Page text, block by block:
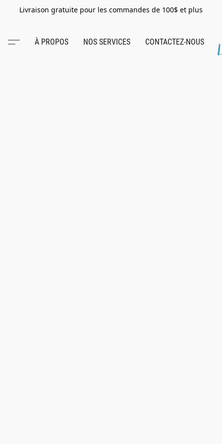
Livraison gratuite pour les commandes de 100$ et plus
À PROPOS NOS SERVICES CONTACTEZ-NOUS